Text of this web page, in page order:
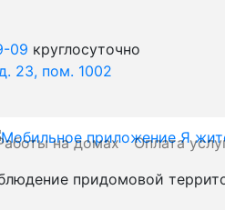
09 круглосуточно
23, пом. 1002
на домах Оплата
придомовой